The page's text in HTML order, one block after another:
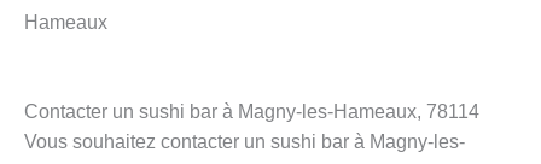
Hameaux
Contacter un sushi bar à Magny-les-Hameaux, 78114
Vous souhaitez contacter un sushi bar à Magny-les-